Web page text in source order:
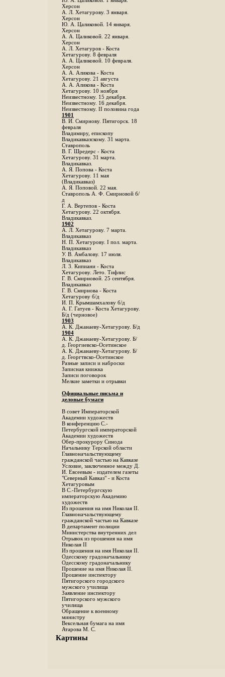
Херсон
А. Л. Хетагурову. 3 января.
Херсон
Ю. А. Цаликовой. 14 января.
Херсон
А. А. Цаликовой. 22 января.
Херсон
А. Л. Хетагуров - Коста
Хетагурову. 8 февраля
А. А. Цаликовой. 10 февраля.
Херсон
А. А. Аликова - Коста
Хетагурову. 21 августа
А. А. Аликова - Коста
Хетагурову. 10 ноября
Неизвестному. 15 декабря.
Неизвестному. 16 декабря.
Неизвестному. II половина года
1901
В. И. Смирнову. Пятигорск. 18
февраля
Владимиру, епископу
Владикавказскому. 31 марта.
Ставрополь
В. Г. Шредерс - Коста
Хетагурову. 31 марта.
Владикавказ.
А. Я. Попова - Коста
Хетагурову. 11 мая
(Владикавказ)
А. Я. Поповой. 22 мая.
Ставрополь А. Ф. Смирновой б/
д
Г. А. Вертепов - Коста
Хетагурову. 22 октября.
Владикавказ.
1902
А. Л. Хетагурову. 7 марта.
Владикавказ
Н. П. Хетагурову. I пол. марта.
Владикавказ
У. В. Амбалову. 17 июля.
Владикавказ
Л. 3. Кипиани - Коста
Хетагурову. Лето. Тифлис
Г. В. Смирновой. 25 сентября.
Владикавказ
Г. В. Смирнова - Коста
Хетагурову б/д
И. П. Крымшамхалову б/д
А. Г. Гатуев - Коста Хетагурову.
Б/д (черновое)
1903
А. К. Джанаеву-Хетагурову. Б/д
1904
А. К. Джанаеву-Хетагурову. Б/
д. Георгиевско-Осетинское
А. К. Джанаеву-Хетагурову. Б/
д. Георгтвско-Осетинское
Разные записи и наброски
Записная книжка
Записи поговорок
Мелкие заметки и отрывки
Официальные письма и
деловые бумаги
В совет Императорской
Академии художеств
В конференцию С.-
Петербургской императорской
Академии художеств
Обер-прокурору Синода
Начальнику Терской области
Главноначальствующему
гражданской частью на Кавказе
Условие, заключенное между Д.
И. Евсеевым - издателем газеты
"Северный Кавказ" - и Коста
Хетагуровым
В С.-Петербургскую
императорскую Академию
художеств
Из прошения на имя Николая II.
Главноначальствующему
гражданской частью на Кавказе
В департамент полиции
Министерства внутренних дел
Отрывок из прошения на имя
Николая II
Из прошения на имя Николая II.
Одесскому градоначальнику
Одесскому градоначальнику
Прошение на имя Николая II.
Прошение инспектору
Пятигорского городского
мужского училища
Заявление инспектору
Пятигорского мужского
училища
Обращение к военному
министру
Вексельная бумага на имя
Атарова М. С.
Картины